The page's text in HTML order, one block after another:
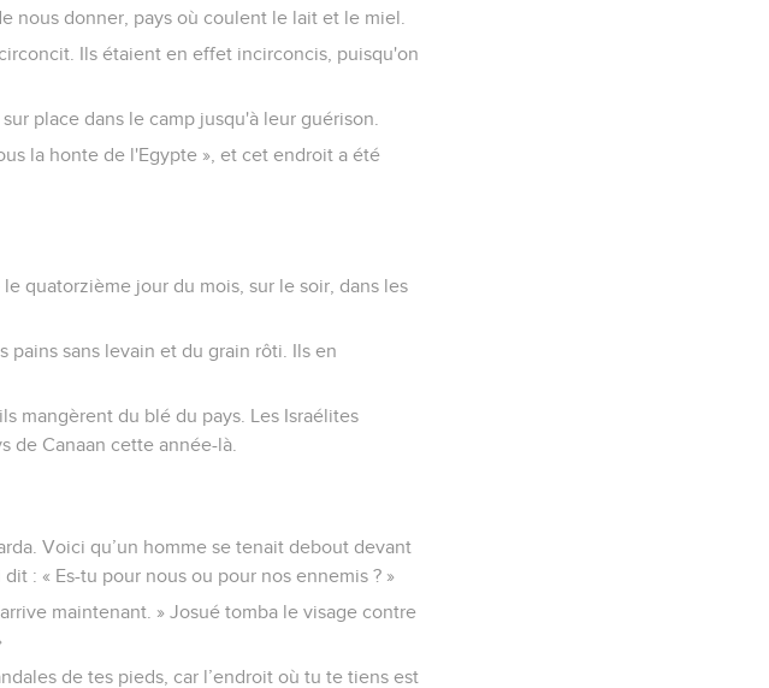
nous donner, pays où coulent le lait et le miel.
Ils étaient en effet incirconcis, puisqu'on
place dans le camp jusqu'à leur guérison.
la honte de l'Egypte », et cet endroit a été
quatorzième jour du mois, sur le soir, dans les
pains sans levain et du grain rôti. Ils en
mangèrent du blé du pays. Les Israélites
de Canaan cette année-là.
Voici qu’un homme se tenait debout devant
: « Es-tu pour nous ou pour nos ennemis ? »
maintenant. » Josué tomba le visage contre
de tes pieds, car l’endroit où tu te tiens est